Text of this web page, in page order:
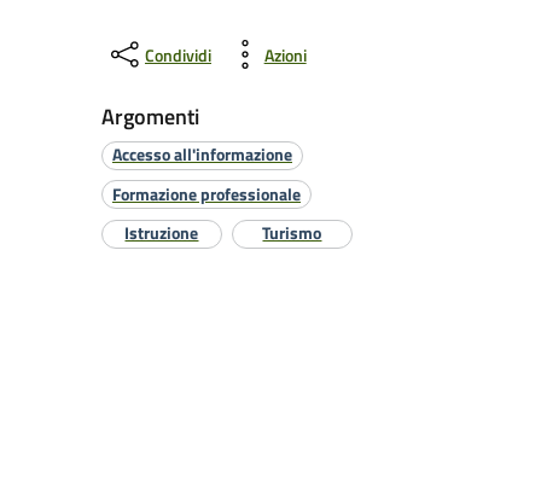
Condividi Azioni
Argomenti
Accesso all'informazione
Formazione professionale
Istruzione
Turismo